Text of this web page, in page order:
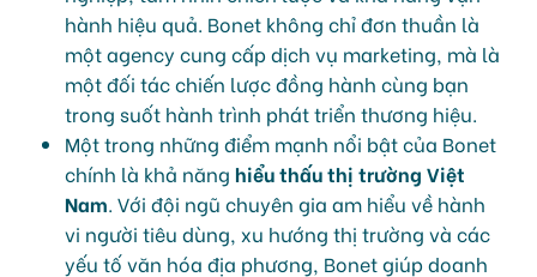
hành hiệu quả. Bonet không chỉ đơn thuần là
một agency cung cấp dịch vụ marketing, mà là
một đối tác chiến lược đồng hành cùng bạn
trong suốt hành trình phát triển thương hiệu.
Một trong những điểm mạnh nổi bật của Bonet
chính là khả năng hiểu thấu thị trường Việt
Nam. Với đội ngũ chuyên gia am hiểu về hành
vi người tiêu dùng, xu hướng thị trường và các
yếu tố văn hóa địa phương, Bonet giúp doanh